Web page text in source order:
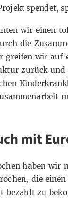
spendet,
wir einen
die
greifen wir auf
zurück und
mit
haben wir
die
bezahlt zu